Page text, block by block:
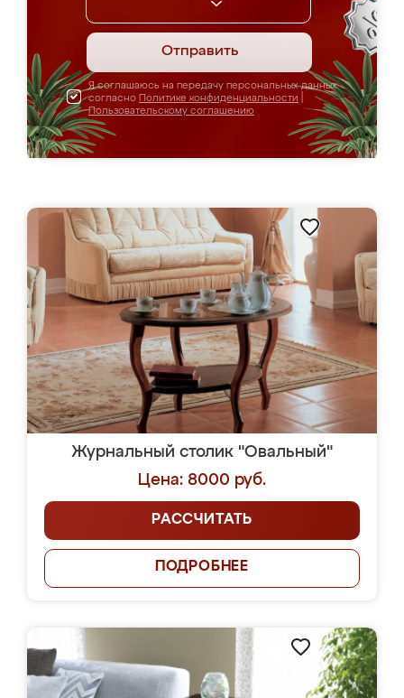
Отправить
Я соглашаюсь на передачу персональных данных
согласно Политике конфиденциальности
Пользовательскому соглашению
Журнальный столик "Овальный"
Цена: 8000 руб.
РАССЧИТАТЬ
ПОДРОБНЕЕ